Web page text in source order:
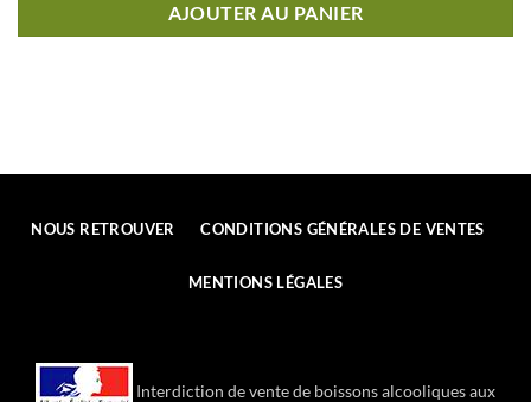
AJOUTER AU PANIER
NOUS RETROUVER CONDITIONS GÉNÉRALES DE VENTES
MENTIONS LÉGALES
Interdiction de vente de boissons alcooliques aux